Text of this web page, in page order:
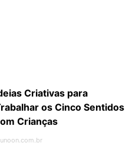
Criativas para
os Cinco Sentidos
Crianças